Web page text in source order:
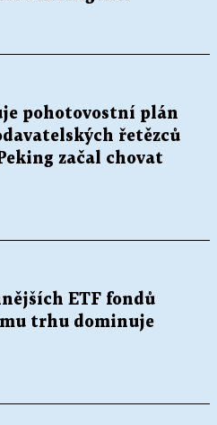
pohotovostní plán
řetězců
začal chovat
ETF fondů
trhu dominuje